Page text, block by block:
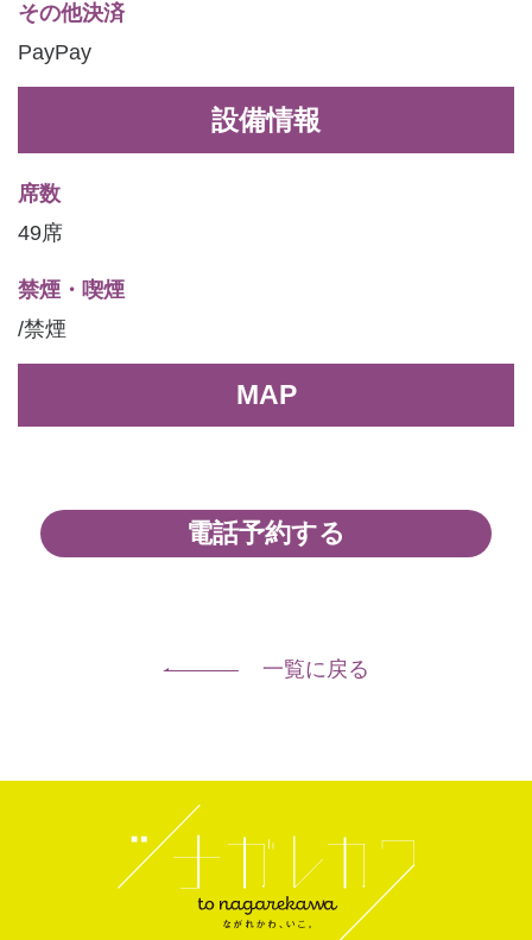
その他決済
PayPay
設備情報
席数
49席
禁煙・喫煙
/禁煙
MAP
電話予約する
一覧に戻る